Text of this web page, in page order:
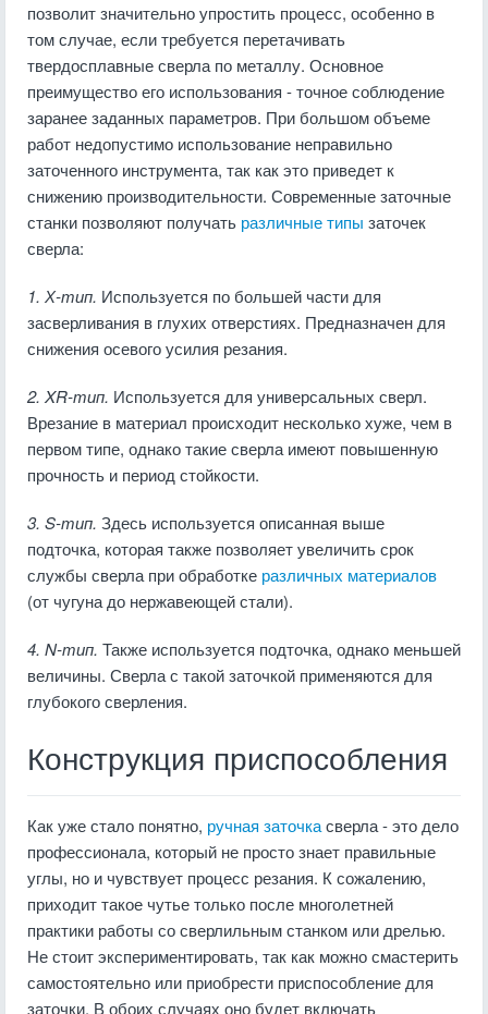
позволит значительно упростить процесс, особенно в
том случае, если требуется перетачивать
твердосплавные сверла по металлу. Основное
преимущество его использования - точное соблюдение
заранее заданных параметров. При большом объеме
работ недопустимо использование неправильно
заточенного инструмента, так как это приведет к
снижению производительности. Современные заточные
станки позволяют получать различные типы заточек
сверла:
1. Х-тип. Используется по большей части для
засверливания в глухих отверстиях. Предназначен для
снижения осевого усилия резания.
2. XR-тип. Используется для универсальных сверл.
Врезание в материал происходит несколько хуже, чем в
первом типе, однако такие сверла имеют повышенную
прочность и период стойкости.
3. S-тип. Здесь используется описанная выше
подточка, которая также позволяет увеличить срок
службы сверла при обработке различных материалов
(от чугуна до нержавеющей стали).
4. N-тип. Также используется подточка, однако меньшей
величины. Сверла с такой заточкой применяются для
глубокого сверления.
Конструкция приспособления
Как уже стало понятно, ручная заточкасверла - это дело
профессионала, который не просто знает правильные
углы, но и чувствует процесс резания. К сожалению,
приходит такое чутье только после многолетней
практики работы со сверлильным станком или дрелью.
Не стоит экспериментировать, так как можно смастерить
самостоятельно или приобрести приспособление для
заточки. В обоих случаях оно будет включать